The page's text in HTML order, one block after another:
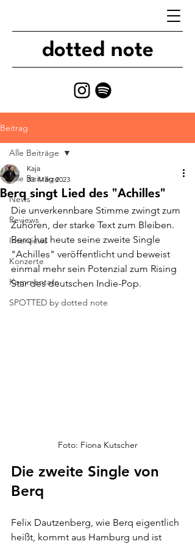
dotted note
Beitrag
Alle Beiträge
News
Reviews
Interviews
Konzerte
Kommentare
SPOTTED by dotted note
Alle Beiträge
Berq singt Lied des "Achilles"
Kaja
30. März 2023
Die unverkennbare Stimme zwingt zum
Zuhören, der starke Text zum Bleiben.
Berq hat heute seine zweite Single
"Achilles" veröffentlicht und beweist
einmal mehr sein Potenzial zum Rising
Star des deutschen Indie-Pop.
Foto: Fiona Kutscher
Die zweite Single von
Berq
Felix Dautzenberg, wie Berq eigentlich
heißt, kommt aus Hamburg und ist